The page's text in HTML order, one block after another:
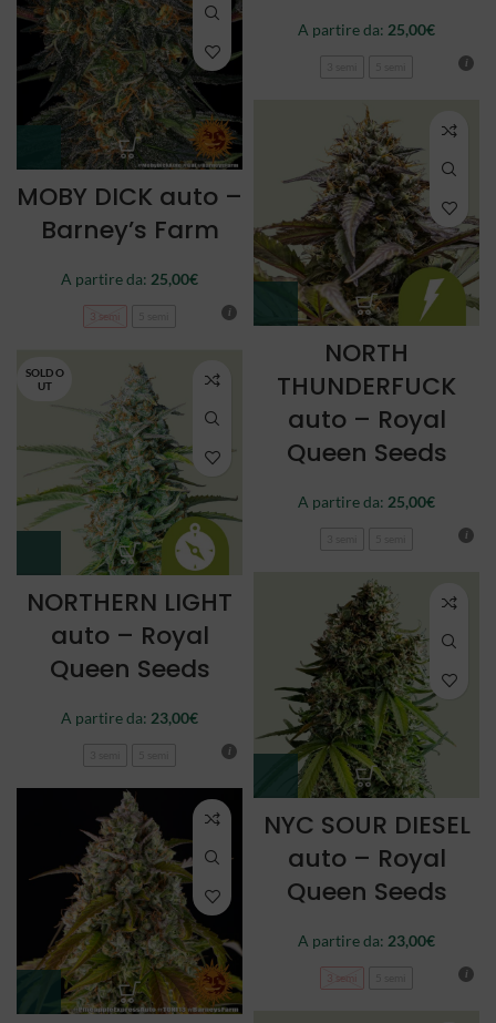
A partire da: 25,00€
MOBY DICK auto –
Barney’s Farm
A partire da: 25,00€
3 semi
NORTH
THUNDERFUCK
auto – Royal
Queen Seeds
A partire da: 25,00€
SOLD O
UT
NORTHERN LIGHT
auto – Royal
Queen Seeds
A partire da: 23,00€
NYC SOUR DIESEL
auto – Royal
Queen Seeds
A partire da: 23,00€
3 semi